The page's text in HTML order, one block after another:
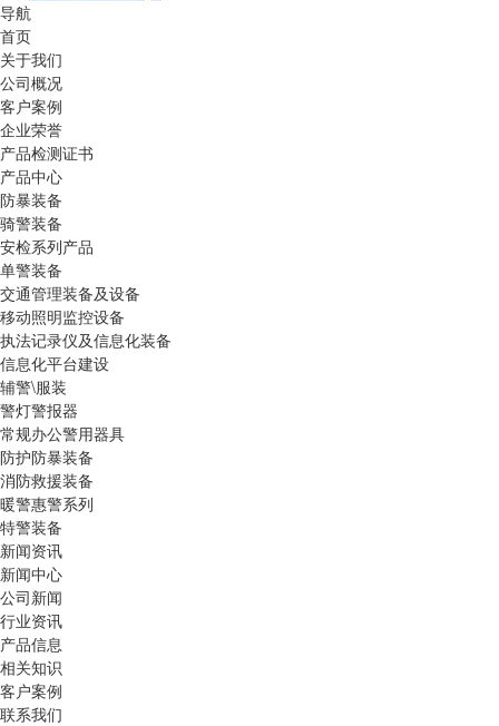
导航
首页
关于我们
公司概况
客户案例
企业荣誉
产品检测证书
产品中心
防暴装备
骑警装备
安检系列产品
单警装备
交通管理装备及设备
移动照明监控设备
执法记录仪及信息化装备
信息化平台建设
辅警\服装
警灯警报器
常规办公警用器具
防护防暴装备
消防救援装备
暖警惠警系列
特警装备
新闻资讯
新闻中心
公司新闻
行业资讯
产品信息
相关知识
客户案例
联系我们